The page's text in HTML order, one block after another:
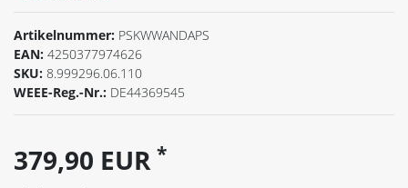
Artikelnummer: PSKWWANDAPS
EAN: 4250377974626
SKU: 8.999296.06.110
WEEE-Reg.-Nr.: DE44369545
379,90 EUR *